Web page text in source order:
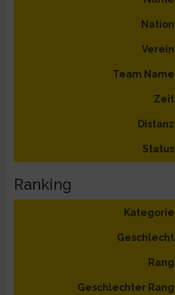
Nation
Verein
Team Name
Zeit
Distanz
Status
Ranking
Kategorie
Geschlecht
Rang
Geschlechter Rang